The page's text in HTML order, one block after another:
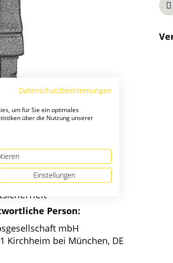
Person:
mbH
Kirchheim bei München, DE
Datenschutzbestimmungen
um für Sie ein optimales
über die Nutzung unserer
Einstellungen